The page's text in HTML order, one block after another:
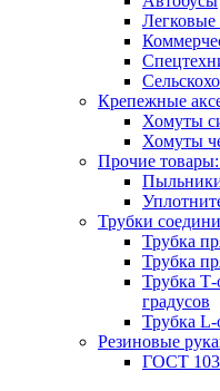
Крепежные
Хомуты
Хомуты
Прочие
Трубки
Трубка
Трубка
Трубка Т-
градусов
Трубка L-
Резиновые
ГОСТ